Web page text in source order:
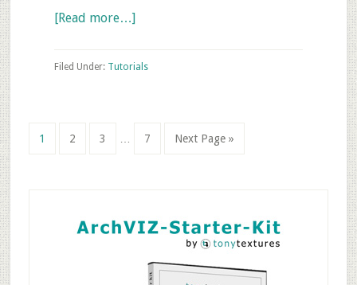
[Read more…]about
Tutorial:
mit
Effekten
Filed Under: Tutorials
Page
1 Page
2 Page
3 Page
7
Go
Next Page »
Sidebar